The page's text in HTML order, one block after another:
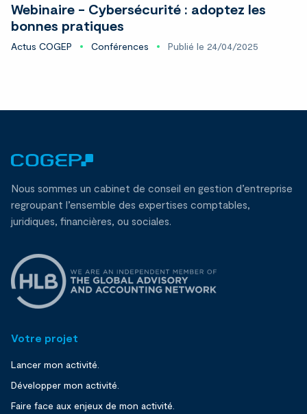
Webinaire - Cybersécurité : adoptez les
bonnes pratiques
Actus COGEP Conférences Publié le 24/04/2025
Nous sommes un cabinet de conseil en gestion d’entreprise
regroupant l’ensemble des expertises comptables,
juridiques, financières, ou sociales.
Votre projet
Lancer mon activité.
Développer mon activité.
Faire face aux enjeux de mon activité.